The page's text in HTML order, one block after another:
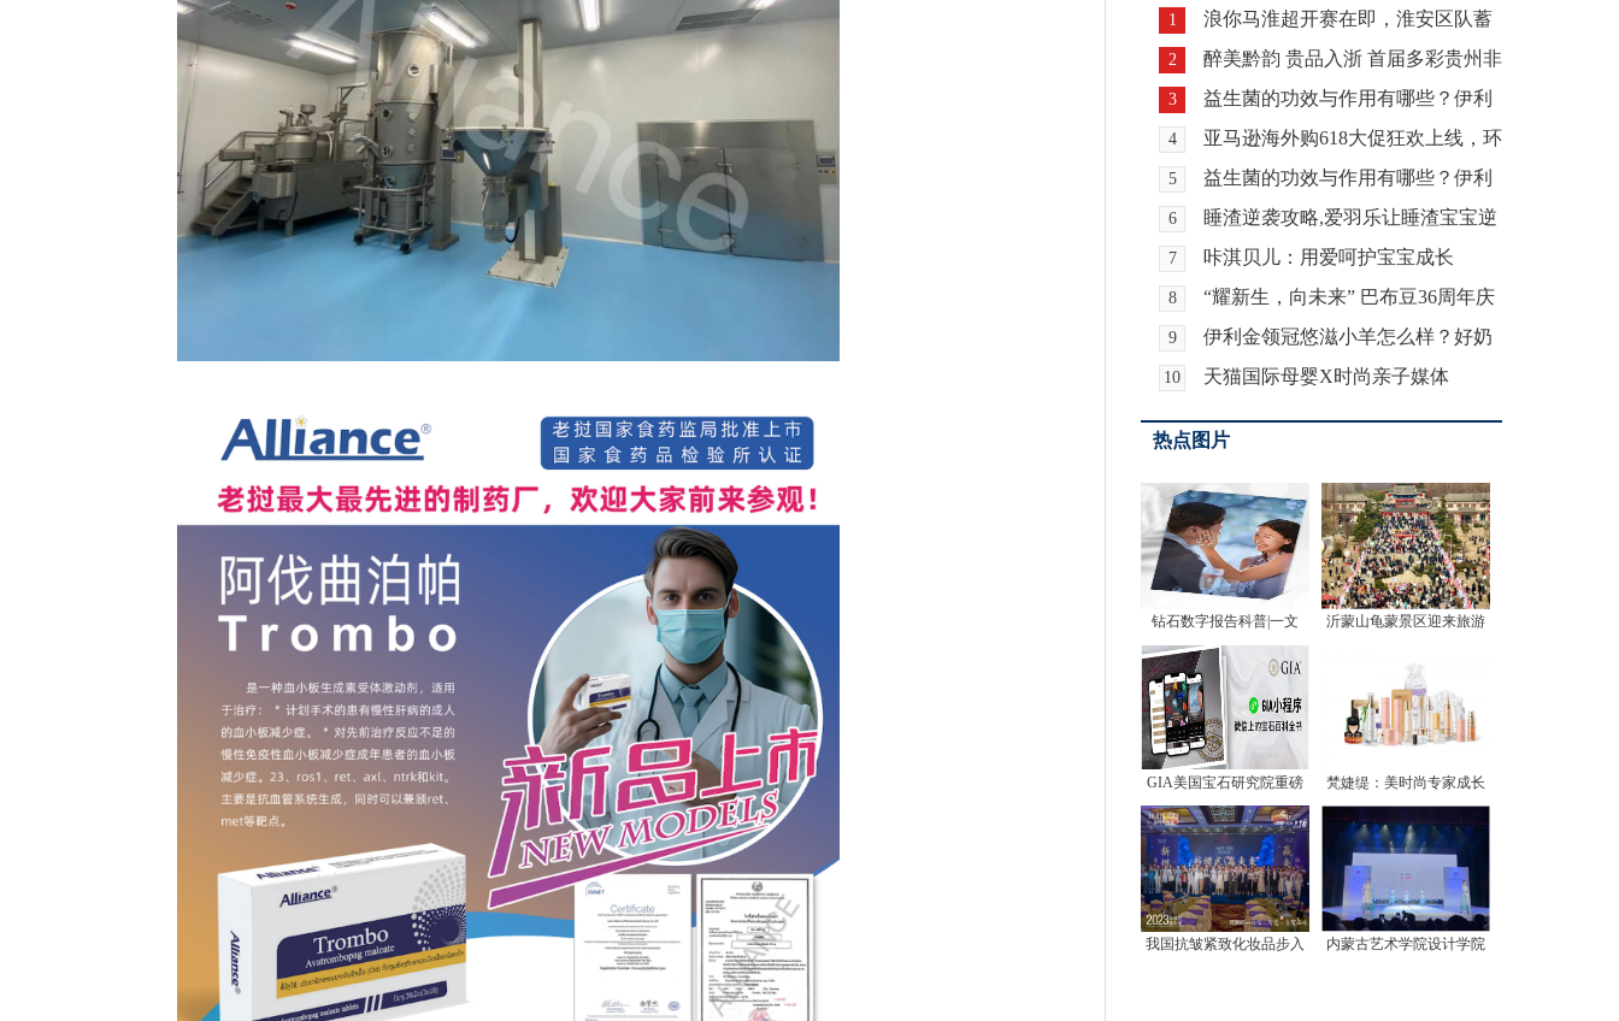
1
浪你马淮超开赛在即，淮安区队蓄
力备战
2
醉美黔韵 贵品入浙 首届多彩贵州非
遗文化
3
益生菌的功效与作用有哪些？伊利
金领冠珍
4
亚马逊海外购618大促狂欢上线，环
球「夏
5
益生菌的功效与作用有哪些？伊利
金领冠珍
6
睡渣逆袭攻略,爱羽乐让睡渣宝宝逆
袭!
7 咔淇贝儿：用爱呵护宝宝成长
8
“耀新生，向未来” 巴布豆36周年庆
典暨
9
伊利金领冠悠滋小羊怎么样？好奶
源品质更
10
天猫国际母婴X时尚亲子媒体
MILKENFANT跨
热点图片
钻石数字报告科普|一文 沂蒙山龟蒙景区迎来旅游
GIA美国宝石研究院重磅 梵婕缇：美时尚专家成长
我国抗皱紧致化妆品步入 内蒙古艺术学院设计学院